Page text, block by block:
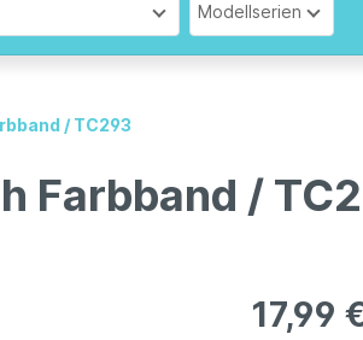
Modellserien
/ TC293
Farbband /
17,99